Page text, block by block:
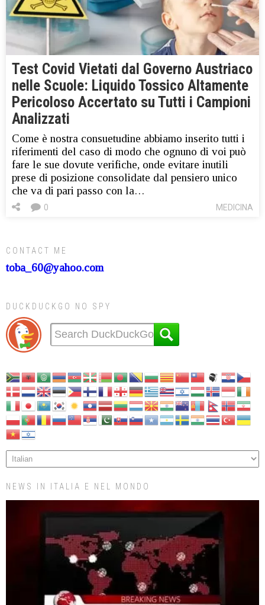
Test Covid Vietati dal Governo Austriaco
nelle Scuole: Liquido Tossico Altamente
Pericoloso Accertato su Tutti i Campioni
Analizzati
Come è nostra consuetudine abbiamo inserito tutti i
riferimenti del caso di modo che ognuno di voi può
fare le sue dovute verifiche, onde evitare inutili
prese di posizione consolidate dal pensiero unico
che va di pari passo con la…
MEDICINA
0
CONTACT ME
toba_60@yahoo.com
DUCKDUCKGO NO SPY
NEWS IN ITALIA E NEL MONDO